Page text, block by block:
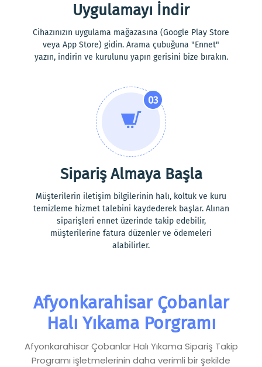
Uygulamayı İndir
Cihazınızın uygulama mağazasına (Google Play Store
veya App Store) gidin. Arama çubuğuna "Ennet"
yazın, indirin ve kurulunu yapın gerisini bize bırakın.
03
Sipariş Almaya Başla
Müşterilerin iletişim bilgilerinin halı, koltuk ve kuru
temizleme hizmet talebini kaydederek başlar. Alınan
siparişleri ennet üzerinde takip edebilir,
müşterilerine fatura düzenler ve ödemeleri
alabilirler.
Afyonkarahisar Çobanlar
Halı Yıkama Porgramı
Afyonkarahisar Çobanlar Halı Yıkama Sipariş Takip
Programı işletmelerinin daha verimli bir şekilde